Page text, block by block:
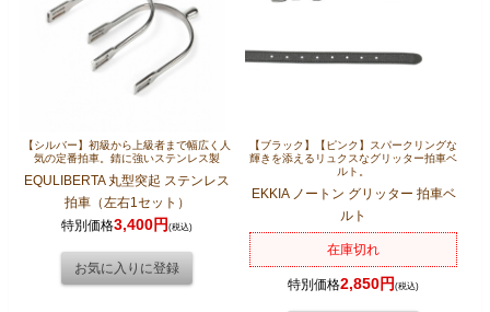
【シルバー】初級から上級者まで幅広く人
気の定番拍車。錆に強いステンレス製
EQULIBERTA 丸型突起 ステンレス
拍車（左右1セット）
特別価格3,400円(税込)
【ブラック】【ピンク】スパークリングな
輝きを添えるリュクスなグリッター拍車ベ
ルト。
EKKIA ノートン グリッター 拍車ベ
ルト
在庫切れ
特別価格2,850円(税込)